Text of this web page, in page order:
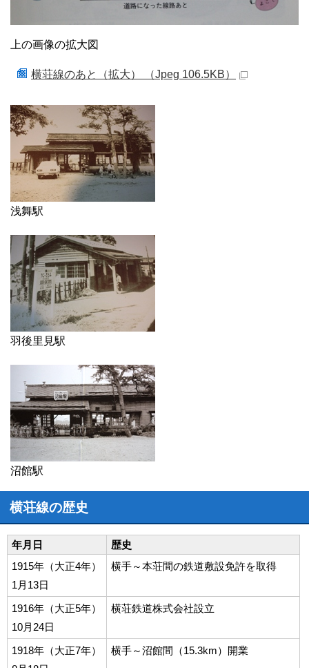
上の画像の拡大図
横荘線のあと（拡大） （Jpeg 106.5KB）
浅舞駅
羽後里見駅
沼館駅
横荘線の歴史
年月日
歴史
1915年（大正4年）
1月13日
横手～本荘間の鉄道敷設免許を取得
1916年（大正5年）
10月24日
横荘鉄道株式会社設立
1918年（大正7年）
横手～沼館間（15.3km）開業